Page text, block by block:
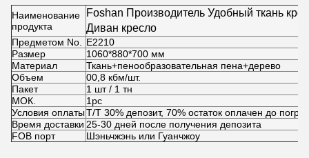
Наименование
продукта
Foshan Производитель Удобный ткань
Диван кресло
Предметом No.
Е2210
Размер
1060*880*700 мм
Материал
Ткань+пенообразовательная пена+дерево
Объем
00,8 кбм/шт.
Пакет
1 шт / 1 тн
МОК.
1pc
Условия оплатыТ/Т 30% депозит, 70% остаток оплачен до
Время доставки 25-30 дней после получения депозита
FOB порт
Шэньчжэнь или Гуанчжоу